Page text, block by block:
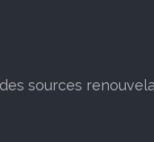
sources